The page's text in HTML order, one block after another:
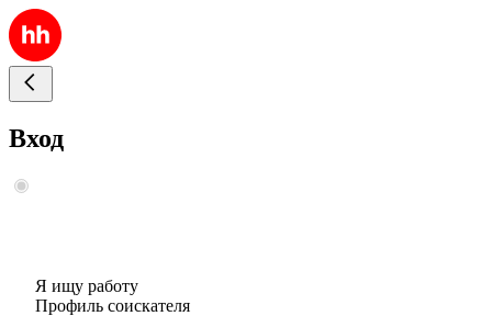
Вход
Я ищу работу
Профиль соискателя